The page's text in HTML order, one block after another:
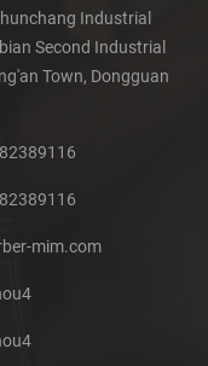
Industrial
Second Industrial
Town, Dongguan
mim.com